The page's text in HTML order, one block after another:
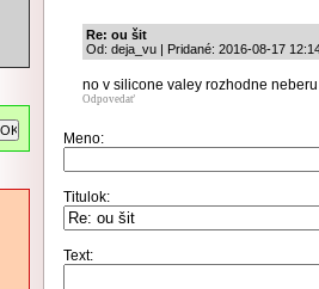
Re: ou šit
Od: deja_vu | Pridané: 2016-08-17
no v silicone valey rozhodne
Odpovedať
Meno:
Titulok:
Text: